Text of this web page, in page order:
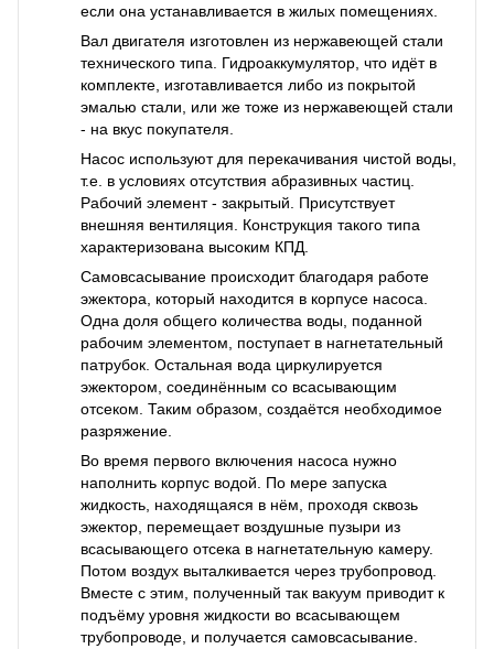
если она устанавливается в жилых помещениях.
Вал двигателя изготовлен из нержавеющей стали
технического типа. Гидроаккумулятор, что идёт в
комплекте, изготавливается либо из покрытой
эмалью стали, или же тоже из нержавеющей стали
- на вкус покупателя.
Насос используют для перекачивания чистой воды,
т.е. в условиях отсутствия абразивных частиц.
Рабочий элемент - закрытый. Присутствует
внешняя вентиляция. Конструкция такого типа
характеризована высоким КПД.
Самовсасывание происходит благодаря работе
эжектора, который находится в корпусе насоса.
Одна доля общего количества воды, поданной
рабочим элементом, поступает в нагнетательный
патрубок. Остальная вода циркулируется
эжектором, соединённым со всасывающим
отсеком. Таким образом, создаётся необходимое
разряжение.
Во время первого включения насоса нужно
наполнить корпус водой. По мере запуска
жидкость, находящаяся в нём, проходя сквозь
эжектор, перемещает воздушные пузыри из
всасывающего отсека в нагнетательную камеру.
Потом воздух выталкивается через трубопровод.
Вместе с этим, полученный так вакуум приводит к
подъёму уровня жидкости во всасывающем
трубопроводе, и получается самовсасывание.